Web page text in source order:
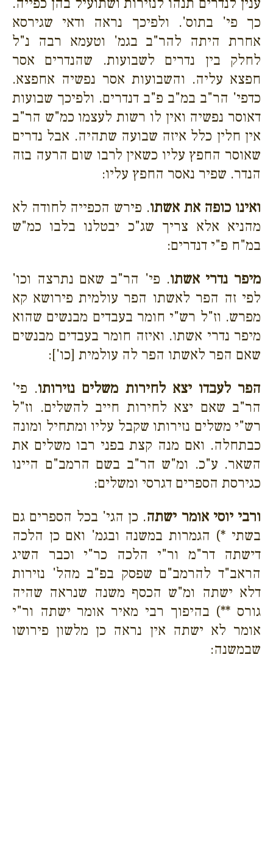
כך פי' בתוס'. ולפיכך נראה ודאי שגירסא
אחרת היתה להר"ב בגמ' וטעמא רבה נ"ל
לחלק בין נדרים לשבועות. שהנדרים אסר
חפצא עליה. והשבועות אסר נפשיה אחפצא.
כדפי' הר"ב במ"ב פ"ב דנדרים. ולפיכך שבועות
דאוסר נפשיה ואין לו רשות לעצמו כמ"ש הר"ב
אין חלין כלל איזה שבועה שתהיה. אבל נדרים
שאוסר החפץ עליו כשאין לרבו שום הרעה בזה
הנדר. שפיר נאסר החפץ עליו:
ואינו כופה את אשתו. פירש הכפייה לחודה לא
מהניא אלא צריך שג"כ יבטלנו בלבו כמ"ש
במ"ח פ"י דנדרים:
מיפר נדרי אשתו. פי' הר"ב שאם נתרצה וכו'
לפי זה הפר לאשתו הפר עולמית פירושא קא
מפרש. וז"ל רש"י חומר בעבדים מבנשים שהוא
מיפר נדרי אשתו. ואיזה חומר בעבדים מבנשים
שאם הפר לאשתו הפר לה עולמית [כו']:
הפר לעבדו יצא לחירות משלים נזירותו. פי'
הר"ב שאם יצא לחירות חייב להשלים. וז"ל
רש"י משלים נזירותו שקבל עליו ומתחיל ומונה
כבתחלה. ואם מנה קצת בפני רבו משלים את
השאר. ע"כ. ומ"ש הר"ב בשם הרמב"ם היינו
כגירסת הספרים דגרסי ומשלים:
ורבי יוסי אומר ישתה. כן הגי' בכל הספרים גם
בשתי *) הגמרות במשנה ובגמ' ואם כן הלכה
דישתה דר"מ ור"י הלכה כר"י וכבר השיג
הראב"ד להרמב"ם שפסק בפ"ב מהל' נזירות
דלא ישתה ומ"ש הכסף משנה שנראה שהיה
גורס **) בהיפוך רבי מאיר אומר ישתה ור"י
אומר לא ישתה אין נראה כן מלשון פירושו
שבמשנה: